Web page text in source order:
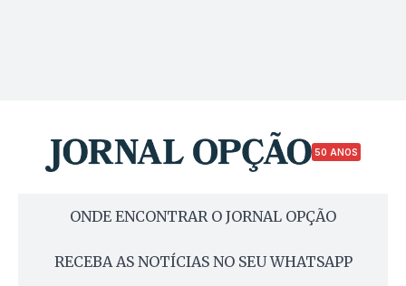
50 ANOS
ONDE ENCONTRAR O JORNAL OPÇÃO
RECEBA AS NOTÍCIAS NO SEU WHATSAPP